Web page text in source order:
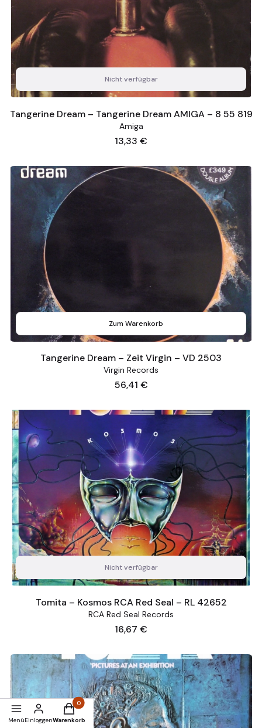
Nicht verfügbar
Tangerine Dream – Tangerine Dream AMIGA – 8 55 819
Amiga
Preis
13,33 €
Zum Warenkorb
Tangerine Dream – Zeit Virgin – VD 2503
Virgin Records
Preis
56,41 €
Nicht verfügbar
Tomita – Kosmos RCA Red Seal – RL 42652
RCA Red Seal Records
Preis
16,67 €
MenüEinloggen
Produkte im Warenkorb: 0. Details anzeigen
Warenkorb